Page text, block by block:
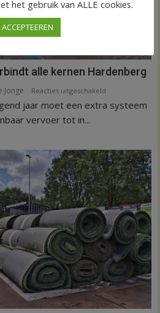
alle kernen Hardenberg
Jonge Reacties uitgeschakeld
Nieuw
alle
kernen
Hardenberg
jaar moet een extra systeem
vervoer tot in...
het gebruik van ALLE cookies.
ACCEPTEEREN